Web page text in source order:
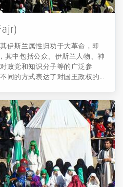
伊斯兰属性归功于大革命，即
其中包括公众、伊斯兰人物、神
政党和知识分子等的广泛参
同的方式表达了对国王政权的
的事件中看出端倪。开展伊斯
：对西方的绝对依恋、特别是
到人民的授权、试图欺骗年轻
、无视人民的投票、对抗与自
正的普遍存在、科学、工业不
，伊朗王国被推翻，伊斯兰共
导下登上了历史舞台，Seyyed